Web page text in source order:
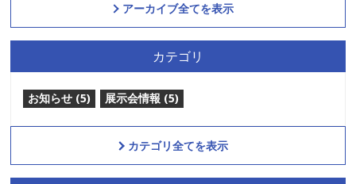
アーカイブ全てを表示
カテゴリ
お知らせ (5) 展示会情報 (5)
カテゴリ全てを表示